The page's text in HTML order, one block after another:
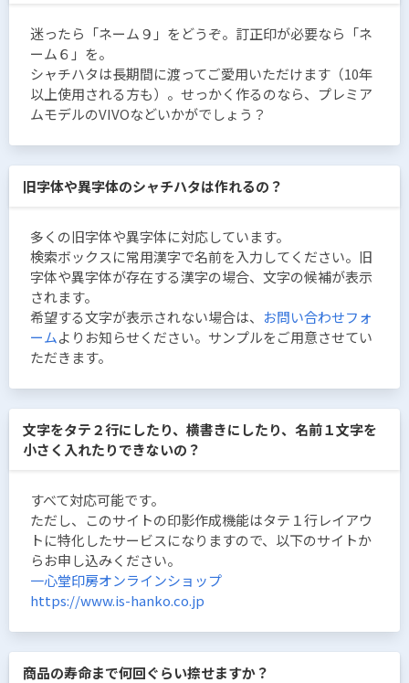
迷ったら「ネーム９」をどうぞ。訂正印が必要なら「ネ
ーム６」を。
シャチハタは長期間に渡ってご愛用いただけます（10年
以上使用される方も）。せっかく作るのなら、プレミア
ムモデルのVIVOなどいかがでしょう？
旧字体や異字体のシャチハタは作れるの？
多くの旧字体や異字体に対応しています。
検索ボックスに常用漢字で名前を入力してください。旧
字体や異字体が存在する漢字の場合、文字の候補が表示
されます。
希望する文字が表示されない場合は、 お問い合わせフォ
ームよりお知らせください。サンプルをご用意させてい
ただきます。
文字をタテ２行にしたり、横書きにしたり、名前１文字を
小さく入れたりできないの？
すべて対応可能です。
ただし、このサイトの印影作成機能はタテ１行レイアウ
トに特化したサービスになりますので、以下のサイトか
らお申し込みください。
一心堂印房オンラインショップ
https://www.is-hanko.co.jp
商品の寿命まで何回ぐらい捺せますか？